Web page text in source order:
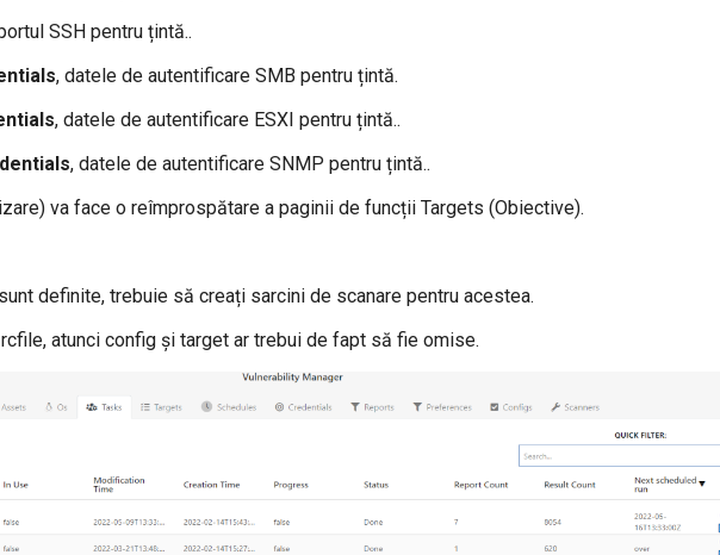
SSH pentru țintă..
, datele de autentificare SMB pentru țintă.
, datele de autentificare ESXI pentru țintă..
, datele de autentificare SNMP pentru țintă..
va face o reîmprospătare a paginii de funcții Targets (Obiective).
definite, trebuie să creați sarcini de scanare pentru acestea.
atunci config și target ar trebui de fapt să fie omise.